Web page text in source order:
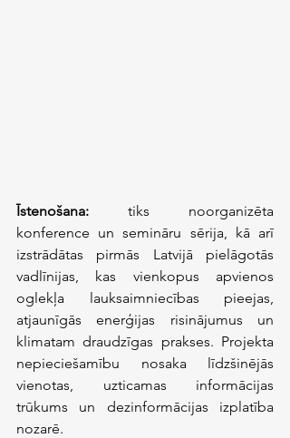
Īstenošana: tiks noorganizēta
konference un semināru sērija, kā arī
izstrādātas pirmās Latvijā pielāgotās
vadlīnijas, kas vienkopus apvienos
oglekļa lauksaimniecības pieejas,
atjaunīgās enerģijas risinājumus un
klimatam draudzīgas prakses. Projekta
nepieciešamību nosaka līdzšinējās
vienotas, uzticamas informācijas
trūkums un dezinformācijas izplatība
nozarē.